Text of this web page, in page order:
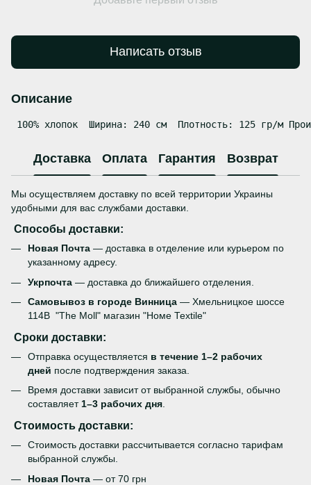
Написать отзыв
Описание
100% хлопок  Ширина: 240 см  Плотность: 125 гр/м
Доставка Оплата Гарантия Возврат
Мы осуществляем доставку по всей территории Украины
удобными для вас службами доставки.
Способы доставки:
Новая Почта — доставка в отделение или курьером по
указанному адресу.
Укрпочта — доставка до ближайшего отделения.
Самовывоз в городе Винница — Хмельницкое шоссе
114В "The Moll" магазин "Номе Теxtile"
Сроки доставки:
Отправка осуществляется в течение 1–2 рабочих
дней после подтверждения заказа.
Время доставки зависит от выбранной службы, обычно
составляет1–3 рабочих дня.
Стоимость доставки:
Стоимость доставки рассчитывается согласно тарифам
выбранной службы.
Новая Почта — от 70 грн